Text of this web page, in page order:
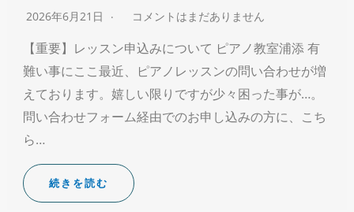
2026年6月21日 コメントはまだありません
【重要】レッスン申込みについて ピアノ教室浦添 有
難い事にここ最近、ピアノレッスンの問い合わせが増
えております。嬉しい限りですが少々困った事が…。
問い合わせフォーム経由でのお申し込みの方に、こち
ら…
続きを読む